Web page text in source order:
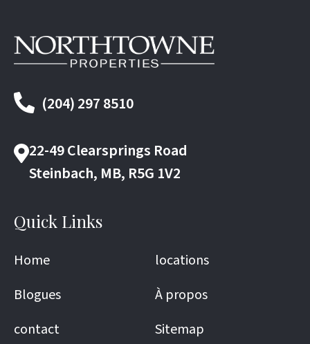
(204) 297 8510
22-49 Clearsprings Road
Steinbach, MB, R5G 1V2
Quick Links
Home
locations
Blogues
À propos
contact
Sitemap